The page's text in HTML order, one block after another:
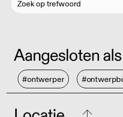
Aangesloten als
#ontwerper